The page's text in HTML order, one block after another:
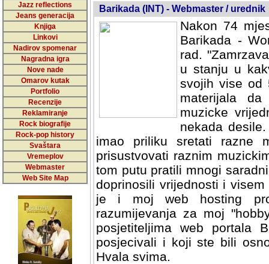
Jazz reflections
Jeans generacija
Knjiga
Linkovi
Nadirov spomenar
Nagradna igra
Nove nade
Omarov kutak
Portfolio
Recenzije
Reklamiranje
Rock biografije
Rock-pop history
Svaštara
Vremeplov
Webmaster
Web Site Map
Barikada (INT) - Webmaster / urednik
Nakon 74
Barikada -
rad.
u stanju u
svojih vise od
materijala
muzicke
nekada
imao priliku sretati razne
prisustvovati raznim
tom putu pratili mnogi
doprinosili vrijednosti i
je i moj web hosting
razumijevanja za moj
posjetiteljima web portala
posjecivali i koji ste bili
Hvala svima.